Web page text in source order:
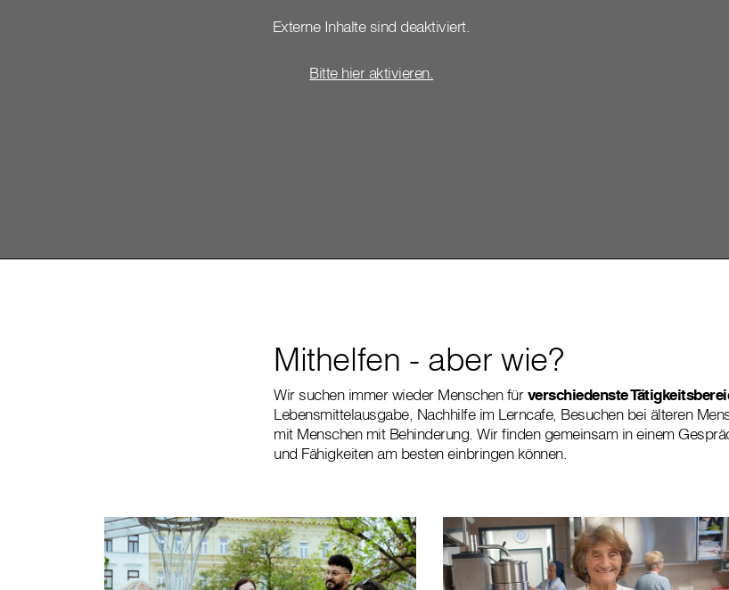
Externe Inhalte sind deaktiviert.
Bitte hier aktivieren.
Mithelfen - aber wie?
Wir suchen immer wieder Menschen fürverschiedenste
Lebensmittelausgabe, Nachhilfe im Lerncafe, Besuchen bei älteren
mit Menschen mit Behinderung. Wir finden gemeinsam in einem
und Fähigkeiten am besten einbringen können.